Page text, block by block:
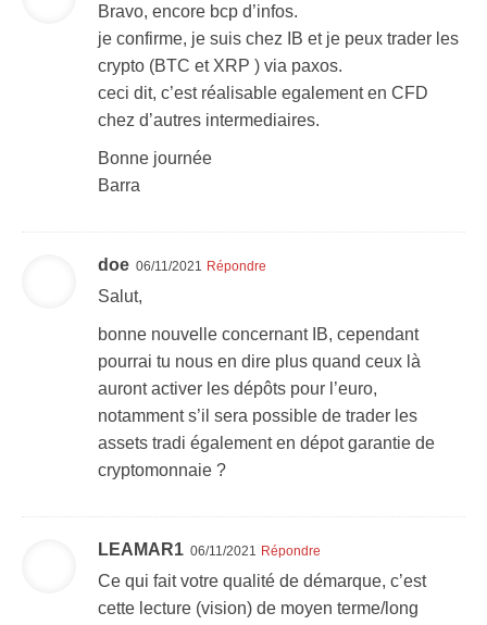
Bravo, encore bcp d’infos.
je confirme, je suis chez IB et je peux trader les
crypto (BTC et XRP ) via paxos.
ceci dit, c’est réalisable egalement en CFD
chez d’autres intermediaires.
Bonne journée
Barra
doe 06/11/2021 Répondre
Salut,
bonne nouvelle concernant IB, cependant
pourrai tu nous en dire plus quand ceux là
auront activer les dépôts pour l’euro,
notamment s’il sera possible de trader les
assets tradi également en dépot garantie de
cryptomonnaie ?
LEAMAR1 06/11/2021 Répondre
Ce qui fait votre qualité de démarque, c’est
cette lecture (vision) de moyen terme/long